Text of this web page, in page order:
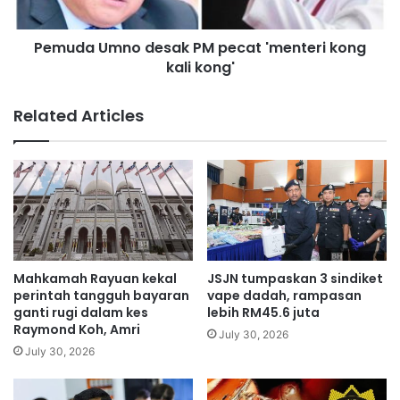
a
n
t
a
n
a
h
B
u
p
u
t
r
n
a
k
P
M
p
e
c
a
t
'
m
e
n
Pemuda Umno desak PM pecat 'menteri kong
kali kong'
Related Articles
Mahkamah Rayuan kekal
perintah tangguh bayaran
ganti rugi dalam kes
Raymond Koh, Amri
July 30, 2026
JSJN tumpaskan 3 sindiket
vape dadah, rampasan
lebih RM45.6 juta
July 30, 2026